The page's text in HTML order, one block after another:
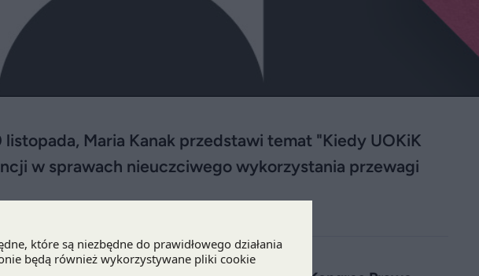
Maria Kanak przedstawi temat "Kiedy UOKiK
w sprawach nieuczciwego wykorzystania przewagi